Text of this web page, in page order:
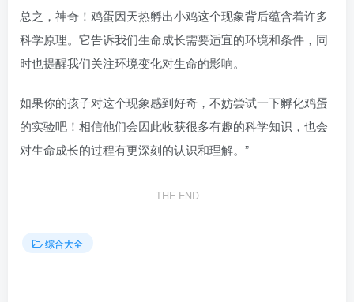
总之，神奇！鸡蛋因天热孵出小鸡这个现象背后蕴含着许多
科学原理。它告诉我们生命成长需要适宜的环境和条件，同
时也提醒我们关注环境变化对生命的影响。
如果你的孩子对这个现象感到好奇，不妨尝试一下孵化鸡蛋
的实验吧！相信他们会因此收获很多有趣的科学知识，也会
对生命成长的过程有更深刻的认识和理解。”
THE END
综合大全